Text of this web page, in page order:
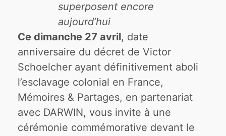
superposent encore
aujourd’hui
Ce dimanche 27 avril, date
anniversaire du décret de Victor
Schoelcher ayant définitivement aboli
l’esclavage colonial en France,
Mémoires & Partages, en partenariat
avec DARWIN, vous invite à une
cérémonie commémorative devant le